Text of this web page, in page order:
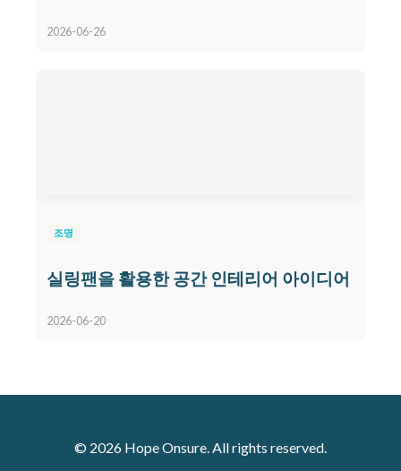
2026-06-26
조명
실링팬을 활용한 공간 인테리어 아이디어
2026-06-20
© 2026 Hope Onsure. All rights reserved.